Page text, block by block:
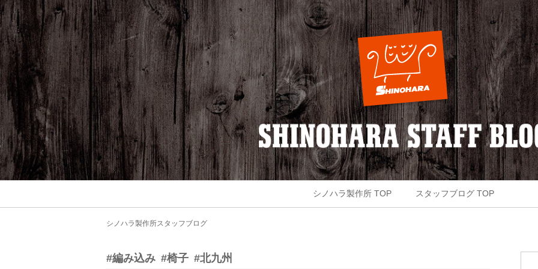
シノハラ製作所 TOP スタッフブログ TOP
シノハラ製作所スタッフブログ
#編み込み #椅子 #北九州